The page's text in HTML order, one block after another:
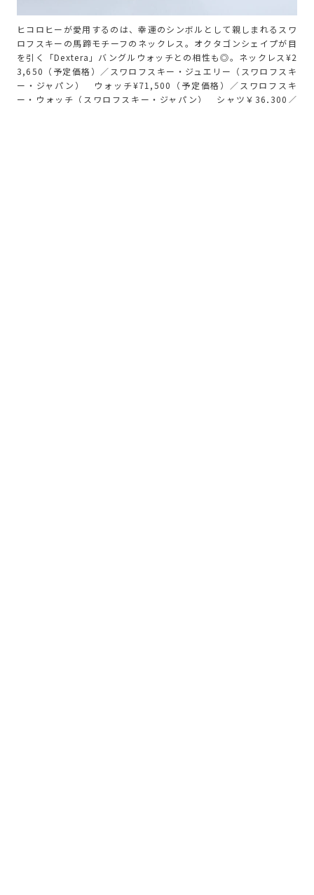
ヒコロヒーが愛用するのは、幸運のシンボルとして親しまれるスワ
ロフスキーの馬蹄モチーフのネックレス。オクタゴンシェイプが目
を引く「Dextera」バングルウォッチとの相性も◎。ネックレス¥2
3,650（予定価格）／スワロフスキー・ジュエリー（スワロフスキ
ー・ジャパン） ウォッチ¥71,500（予定価格）／スワロフスキ
ー・ウォッチ（スワロフスキー・ジャパン） シャツ￥36,300／